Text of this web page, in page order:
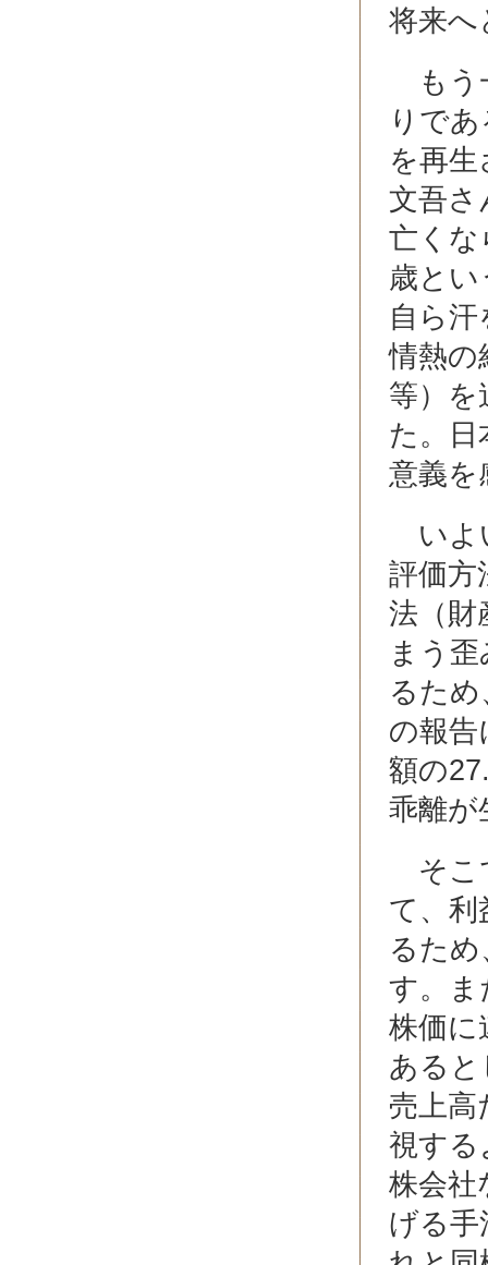
将来へ
もう
りで
を再
文吾さ
亡くな
歳と
自ら
情熱の
等）を
た。日
意義を
いよ
評価方
法（財
まう
るた
の報告
額の
乖離が
そこ
て、利
るた
す。ま
株価に
あると
売上高
視する
株会社
げる手